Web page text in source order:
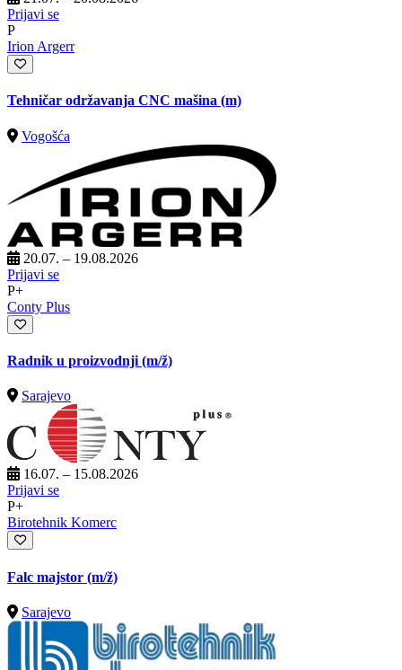
Prijavi se
P
Irion Argerr
Tehničar održavanja CNC mašina (m)
Vogošća
20.07. – 19.08.2026
Prijavi se
P+
Conty Plus
Radnik u proizvodnji (m/ž)
Sarajevo
16.07. – 15.08.2026
Prijavi se
P+
Birotehnik Komerc
Falc majstor (m/ž)
Sarajevo